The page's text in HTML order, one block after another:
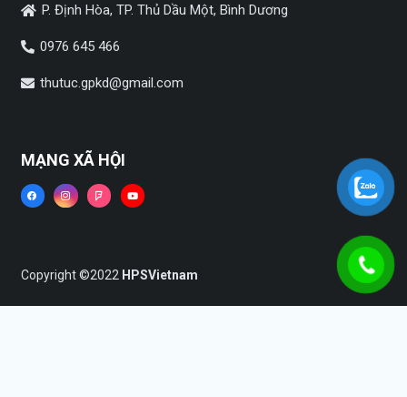
P. Định Hòa, TP. Thủ Dầu Một, Bình Dương
0976 645 466
thutuc.gpkd@gmail.com
MẠNG XÃ HỘI
Copyright ©2022 HPSVietnam